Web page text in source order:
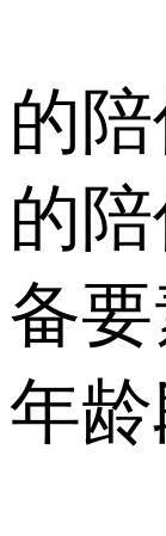
的
的
备
年